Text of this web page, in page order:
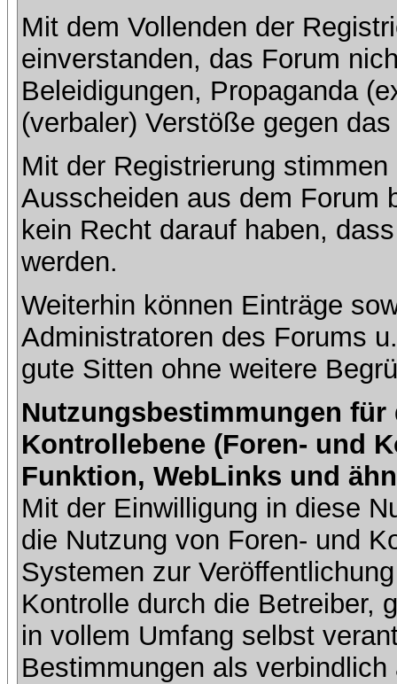
Mit dem Vollenden der
einverstanden, das Forum
Beleidigungen, Propaganda
(verbaler) Verstöße gegen
Mit der Registrierung
Ausscheiden aus dem Forum
kein Recht darauf haben,
werden.
Weiterhin können Einträge
Administratoren des Forums
gute Sitten ohne weitere
Nutzungsbestimmungen
Kontrollebene (Foren- und
Funktion, WebLinks und
Mit der Einwilligung in diese
die Nutzung von Foren- und
Systemen zur
Kontrolle durch die Betreiber,
in vollem Umfang selbst
Bestimmungen als verbindlich